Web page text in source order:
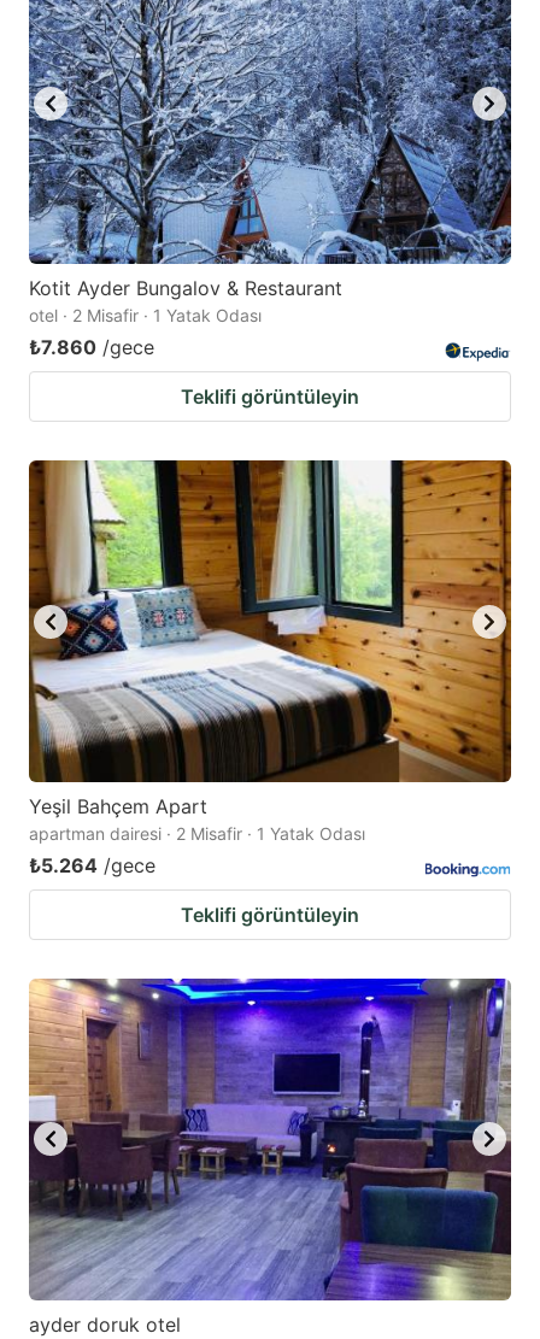
Kotit Ayder Bungalov & Restaurant
otel · 2 Misafir · 1 Yatak Odası
₺7.860 /gece
Teklifi görüntüleyin
Yeşil Bahçem Apart
apartman dairesi · 2 Misafir · 1 Yatak Odası
₺5.264 /gece
Teklifi görüntüleyin
ayder doruk otel